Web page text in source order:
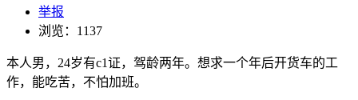
举报
浏览：1137
本人男，24岁有c1证，驾龄两年。想求一个年后开货车的工
作，能吃苦，不怕加班。